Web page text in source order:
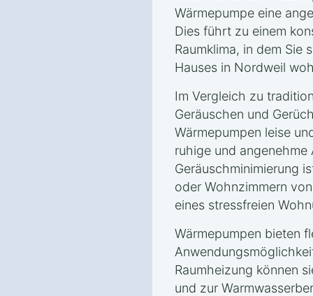
Wärmepumpe eine
Dies führt zu einem
Raumklima, in dem Sie
Hauses in Nordweil
Im Vergleich zu
Geräuschen und
Wärmepumpen leise
ruhige und angenehme
Geräuschminimierung
oder Wohnzimmern
eines stressfreien
Wärmepumpen bieten
Raumheizung können
und zur